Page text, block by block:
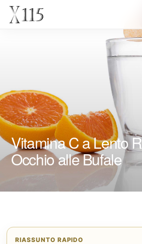
Vitamina C a Lento
Occhio alle Bufale
RIASSUNTO RAPIDO